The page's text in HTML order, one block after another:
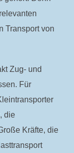
Transport von
Zug- und
Für
die
Kräfte, die